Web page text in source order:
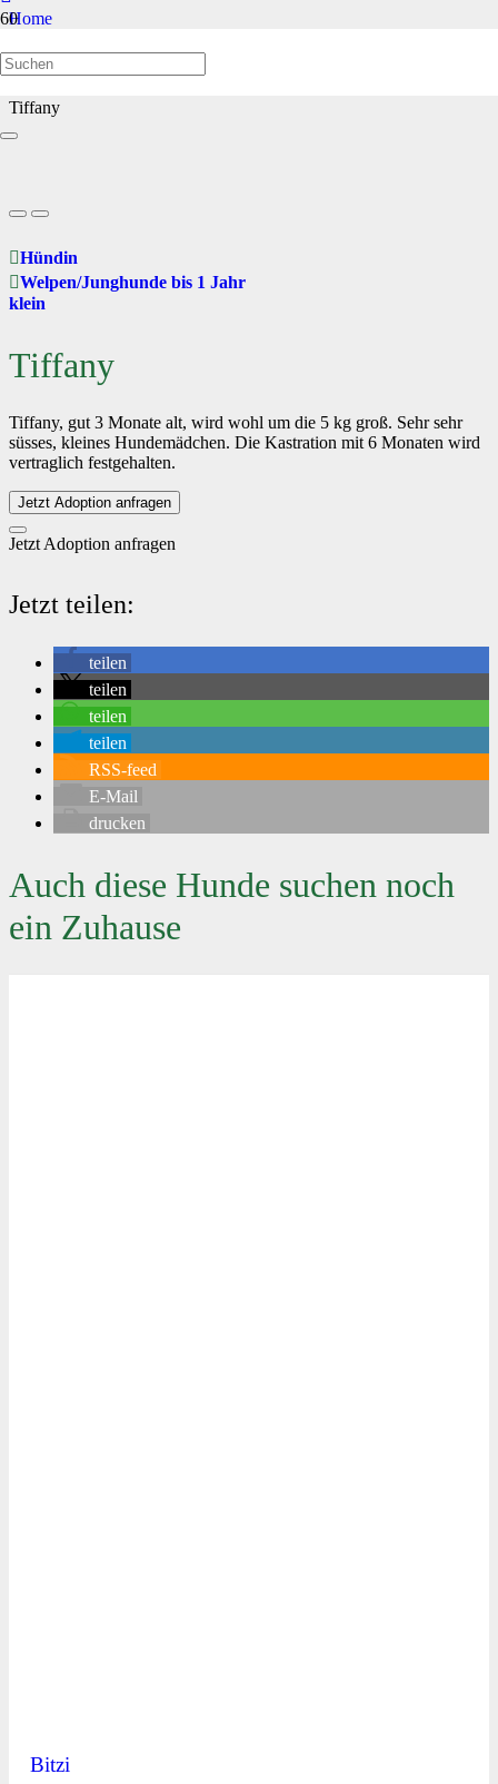
Home
Welpen/Junghunde bis 1 Jahr
Tiffany
Hündin
Welpen/Junghunde bis 1 Jahr
klein
Tiffany
Tiffany, gut 3 Monate alt, wird wohl um die 5 kg groß. Sehr sehr
süsses, kleines Hundemädchen. Die Kastration mit 6 Monaten wird
vertraglich festgehalten.
Jetzt Adoption anfragen
Jetzt Adoption anfragen
Jetzt teilen:
teilen
teilen
teilen
teilen
RSS-feed
E-Mail
drucken
Auch diese Hunde suchen noch
ein Zuhause
Bitzi